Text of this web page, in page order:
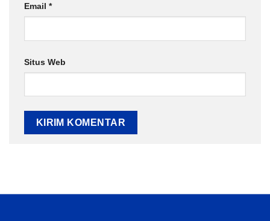
Email *
Situs Web